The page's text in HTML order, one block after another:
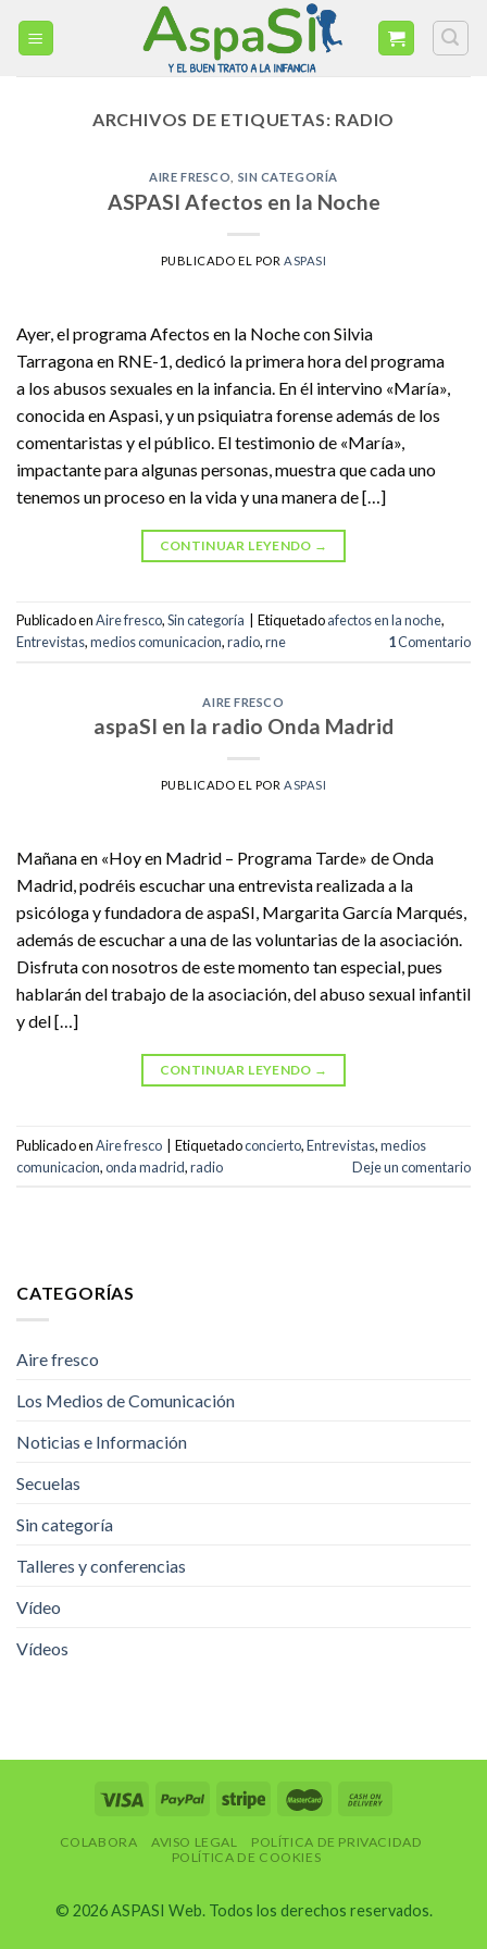
ARCHIVOS DE ETIQUETAS: RADIO
AIRE FRESCO SIN CATEGORÍA
ASPASI Afectos en la Noche
PUBLICADO EL POR ASPASI
Ayer, el programa Afectos en la Noche con Silvia
Tarragona en RNE-1, dedicó la primera hora del programa
a los abusos sexuales en la infancia. En él intervino «María»,
conocida en Aspasi, y un psiquiatra forense además de los
comentaristas y el público. El testimonio de «María»,
impactante para algunas personas, muestra que cada uno
tenemos un proceso en la vida y una manera de […]
CONTINUAR LEYENDO →
Publicado enAire fresco,Sin categoría Etiquetadoafectos en la noche,
Entrevistas,medios comunicacion,radio,rne 1Comentario
AIRE FRESCO
aspaSI en la radio Onda Madrid
PUBLICADO EL PORASPASI
Mañana en «Hoy en Madrid – Programa Tarde» de Onda
Madrid, podréis escuchar una entrevista realizada a la
psicóloga y fundadora de aspaSI, Margarita García Marqués,
además de escuchar a una de las voluntarias de la asociación.
Disfruta con nosotros de este momento tan especial, pues
hablarán del trabajo de la asociación, del abuso sexual infantil
y del […]
CONTINUAR LEYENDO →
Publicado enAire fresco Etiquetadoconcierto,Entrevistas,medios
comunicacion,onda madrid,radio Deje un comentario
CATEGORÍAS
Aire fresco
Los Medios de Comunicación
Noticias e Información
Secuelas
Sin categoría
Talleres y conferencias
Vídeo
Vídeos
COLABORA AVISO LEGAL
POLÍTICA DE PRIVACIDAD
POLÍTICA DE COOKIES
© 2026 ASPASI Web. Todos los derechos reservados.